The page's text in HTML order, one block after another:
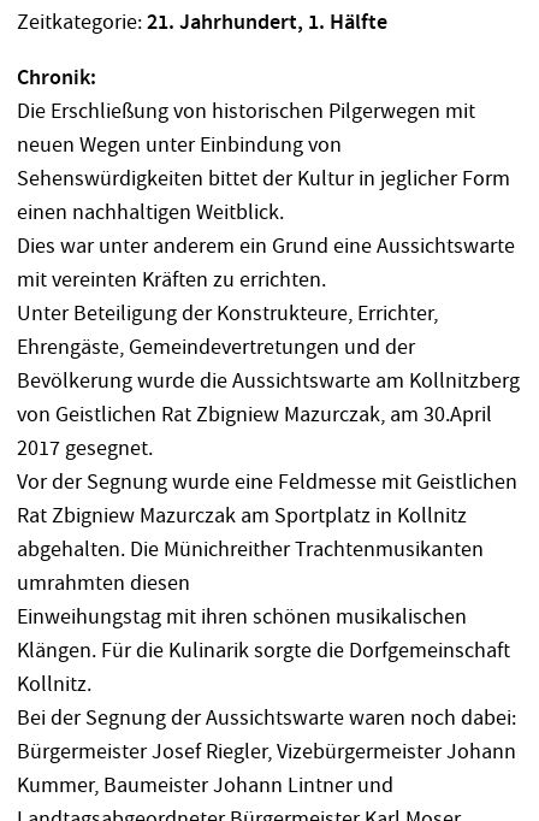
Zeitkategorie:21. Jahrhundert, 1. Hälfte
Chronik:
Die Erschließung von historischen Pilgerwegen mit
neuen Wegen unter Einbindung von
Sehenswürdigkeiten bittet der Kultur in jeglicher Form
einen nachhaltigen Weitblick.
Dies war unter anderem ein Grund eine Aussichtswarte
mit vereinten Kräften zu errichten.
Unter Beteiligung der Konstrukteure, Errichter,
Ehrengäste, Gemeindevertretungen und der
Bevölkerung wurde die Aussichtswarte am Kollnitzberg
von Geistlichen Rat Zbigniew Mazurczak, am 30.April
2017 gesegnet.
Vor der Segnung wurde eine Feldmesse mit Geistlichen
Rat Zbigniew Mazurczak am Sportplatz in Kollnitz
abgehalten. Die Münichreither Trachtenmusikanten
umrahmten diesen
Einweihungstag mit ihren schönen musikalischen
Klängen. Für die Kulinarik sorgte die Dorfgemeinschaft
Kollnitz.
Bei der Segnung der Aussichtswarte waren noch dabei:
Bürgermeister Josef Riegler, Vizebürgermeister Johann
Kummer, Baumeister Johann Lintner und